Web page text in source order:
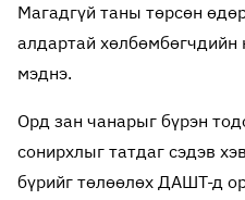
Магадгүй таны төрсөн
алдартай хөлбөмбөгчдийн
мэднэ.
Орд зан чанарыг бүрэн
сонирхлыг татдаг сэдэв
бүрийг төлөөлөх ДАШТ-д